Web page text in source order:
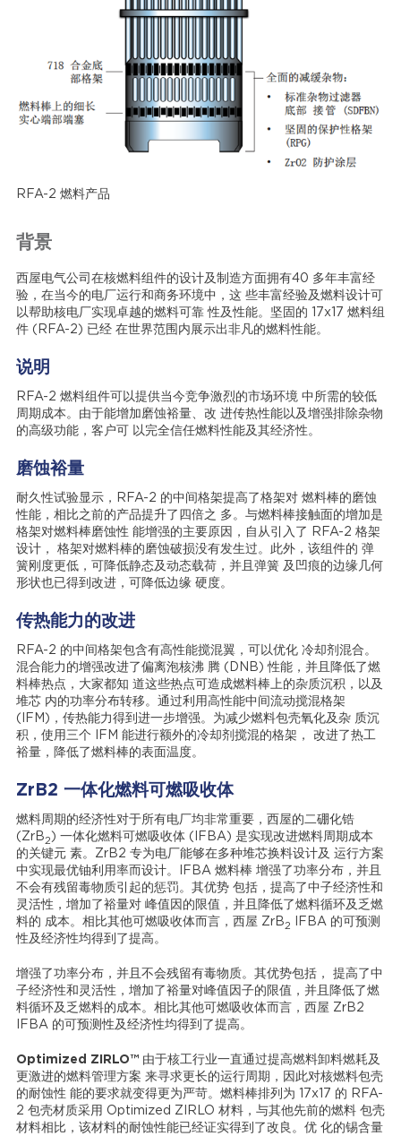
RFA-2 燃料产品
背景
西屋电气公司在核燃料组件的设计及制造方面拥有40 多年丰富经
验，在当今的电厂运行和商务环境中，这 些丰富经验及燃料设计可
以帮助核电厂实现卓越的燃料可靠 性及性能。坚固的 17x17 燃料组
件 (RFA-2) 已经 在世界范围内展示出非凡的燃料性能。
说明
RFA-2 燃料组件可以提供当今竞争激烈的市场环境 中所需的较低
周期成本。由于能增加磨蚀裕量、改 进传热性能以及增强排除杂物
的高级功能，客户可 以完全信任燃料性能及其经济性。
磨蚀裕量
耐久性试验显示，RFA-2 的中间格架提高了格架对 燃料棒的磨蚀
性能，相比之前的产品提升了四倍之 多。与燃料棒接触面的增加是
格架对燃料棒磨蚀性 能增强的主要原因，自从引入了 RFA-2 格架
设计， 格架对燃料棒的磨蚀破损没有发生过。此外，该组件的 弹
簧刚度更低，可降低静态及动态载荷，并且弹簧 及凹痕的边缘几何
形状也已得到改进，可降低边缘 硬度。
传热能力的改进
RFA-2 的中间格架包含有高性能搅混翼，可以优化 冷却剂混合。
混合能力的增强改进了偏离泡核沸 腾 (DNB) 性能，并且降低了燃
料棒热点，大家都知 道这些热点可造成燃料棒上的杂质沉积，以及
堆芯 内的功率分布转移。通过利用高性能中间流动搅混格架
(IFM)，传热能力得到进一步增强。为减少燃料包壳氧化及杂 质沉
积，使用三个 IFM 能进行额外的冷却剂搅混的格架， 改进了热工
裕量，降低了燃料棒的表面温度。
ZrB2 一体化燃料可燃吸收体
燃料周期的经济性对于所有电厂均非常重要，西屋的二硼化锆
(ZrB2 ) 一体化燃料可燃吸收体 (IFBA) 是实现改进燃料周期成本
的关键元 素。ZrB2 专为电厂能够在多种堆芯换料设计及 运行方案
中实现最优铀利用率而设计。IFBA 燃料棒 增强了功率分布，并且
不会有残留毒物质引起的惩罚。其优势 包括，提高了中子经济性和
灵活性，增加了裕量对 峰值因的限值，并且降低了燃料循环及乏燃
料的 成本。相比其他可燃吸收体而言，西屋 ZrB2
IFBA 的可预测
性及经济性均得到了提高。
增强了功率分布，并且不会残留有毒物质。其优势包括， 提高了中
子经济性和灵活性，增加了裕量对峰值因子的限值，并且降低了燃
料循环及乏燃料的成本。相比其他可燃吸收体而言，西屋 ZrB2
IFBA 的可预测性及经济性均得到了提高。
Optimized ZIRLO™ 由于核工行业一直通过提高燃料卸料燃耗及
更激进的燃料管理方案 来寻求更长的运行周期，因此对核燃料包壳
的耐蚀性 能的要求就变得更为严苛。燃料棒排列为 17x17 的 RFA-
2 包壳材质采用 Optimized ZIRLO 材料，与其他先前的燃料 包壳
材料相比，该材料的耐蚀性能已经证实得到了改良。优 化的锡含量